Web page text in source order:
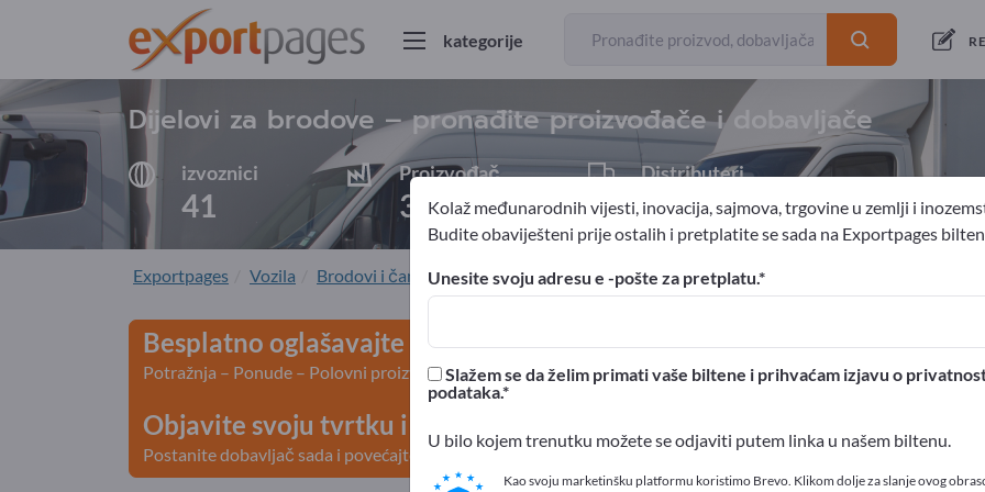
kategorije
Dijelovi za brodove – pronađite proizvođače i dobavljače
izvoznici
41
Proizvođač
39
Distributeri
2
izvoznici
Exportpages Vozila Brodovi i čamci Brodogradnja Dijelovi za brodove
Besplatno oglašavajte na Exportpages!
Potražnja – Ponude – Polovni proizvodi – Poslovni kontakti >> počnite ovdje
Objavite svoju tvrtku i svoje proizvode na Exportpages
Postanite dobavljač sada i povećajte vidljivost>> objavite ovdje
Kolaž međunarodnih vijesti, inovacija, sajmova, trgovine u zemlji i
Budite obaviješteni prije ostalih i pretplatite se sada na Exportpages
Unesite svoju adresu e -pošte za pretplatu.
Slažem se da želim primati vaše biltene i prihvaćam izjavu o
podataka.
U bilo kojem trenutku možete se odjaviti putem linka u našem biltenu.
Kao svoju marketinšku platformu koristimo Brevo. Klikom dolje za slanje ovog